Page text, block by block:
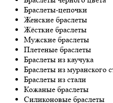
Браслеты-цепочки
Женские браслеты
Жёсткие браслеты
Мужские браслеты
Плетеные браслеты
Браслеты из каучука
Браслеты из муранского
Браслеты из стали
Кожаные браслеты
Силиконовые браслеты